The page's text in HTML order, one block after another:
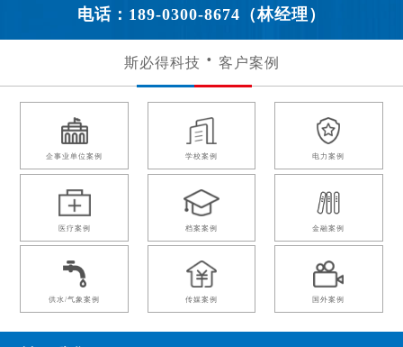
电话：189-0300-8674（林经理）
斯必得科技 客户案例
企事业单位案例 学校案例 电力案例
医疗案例 档案案例 金融案例
供水/气象案例 传媒案例 国外案例